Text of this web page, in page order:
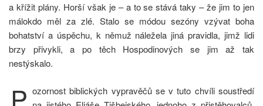
a křížit plány. Horší však je – a to se stává taky – že jim to jen
málokdo měl za zlé. Stalo se módou sezóny vzývat boha
bohatství a úspěchu, k němuž náležela jiná pravidla, jimž lidi
brzy přivykli, a po těch Hospodinových se jim až tak
nestýskalo.
P ozornost biblických vypravěčů se v tuto chvíli soustředí